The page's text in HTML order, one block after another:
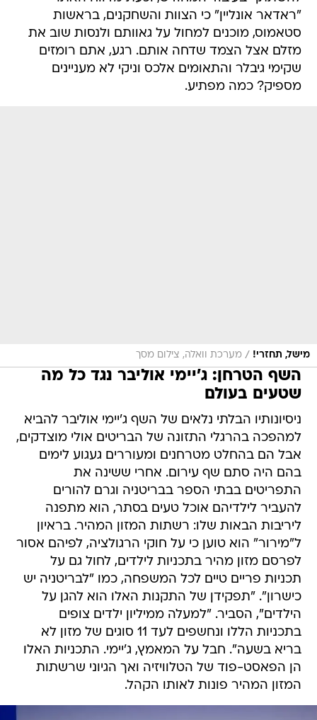
"ראדאר אונליין" כי הצוות והשחקנים, בראשות
סטאמוס, מוכנים למחול על גאוותם ולנסות שוב את
מזלם אצל הצמד שדחה אותם. רגע, אתם רומזים
שקימי גיבלר והתאומים אלכס וניקי לא מעניינים
מספיק? כמה מפתיע.
מישל, תחזרי! / מערכת וואלה, צילום מסך
השף הטרחן: ג'יימי אוליבר נגד כל מה
שטעים בעולם
ניסיונותיו הבלתי נלאים של השף ג'יימי אוליבר להביא
למהפכה בהרגלי התזונה של הבריטים אולי מוצדקים,
אבל הם בהחלט מטרחנים ומעוררים געגוע לימים
בהם היה סתם שף עירום. אחרי ששינה את
התפריטים בבתי הספר בבריטניה וגרם להורים
להעביר לילדיהם אוכל טעים בסתר, הוא מתפנה
ליריבות הבאות שלו: רשתות המזון המהיר. בראיון
ל"מירור" הוא טוען כי על חוקי הרגולציה, לפיהם אסור
לפרסם מזון מהיר בתכניות לילדים, לחול גם על
תכניות פריים טיים לכל המשפחה, כמו "לבריטניה יש
כישרון". "תפקידן של התקנות האלו הוא להגן על
הילדים", הסביר. "למעלה ממיליון ילדים צופים
בתכניות הללו ונחשפים לעד 11 סוגים של מזון לא
בריא בשעה". חבל על המאמץ, ג'יימי. התכניות האלו
הן הפאסט-פוד של הטלוויזיה ואך הגיוני שרשתות
המזון המהיר פונות לאותו הקהל.